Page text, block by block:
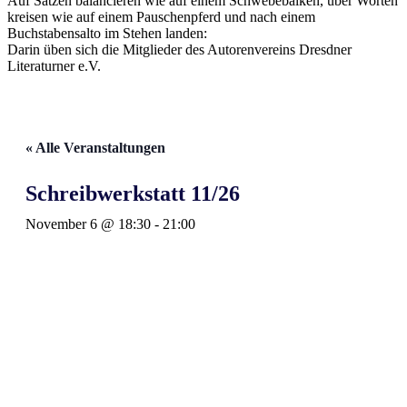
kreisen wie auf einem Pauschenpferd und nach einem
Buchstabensalto im Stehen landen:
Darin üben sich die Mitglieder des Autorenvereins Dresdner
Literaturner e.V.
« Alle Veranstaltungen
Schreibwerkstatt 11/26
November 6 @ 18:30 - 21:00